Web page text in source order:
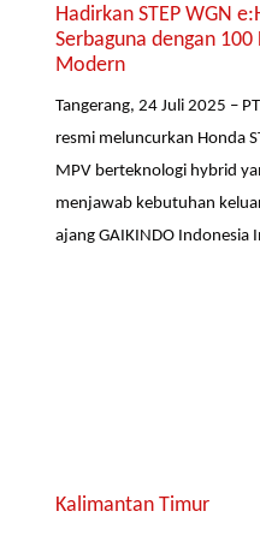
Hadirkan STEP WGN
Serbaguna dengan
Modern
Tangerang, 24 Juli 2025 –
resmi meluncurkan Honda
MPV berteknologi hybrid
menjawab kebutuhan
ajang GAIKINDO
Kalimantan Timur